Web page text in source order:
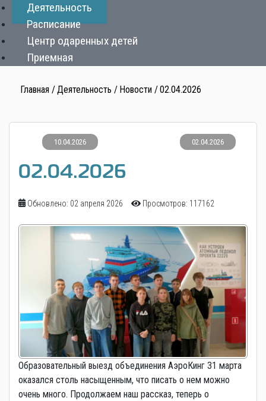
Деятельность
Расписание
Центр одаренных детей
Приемная
Главная Деятельность Новости 02.04.2026
10.04.2026 02.04.2026
02.04.2026
Обновлено: 02 апреля 2026 Просмотров: 117162
Образовательный выезд объединения АэроКинг 31 марта
оказался столь насыщенным, что писать о нем можно
очень много. Продолжаем наш рассказ, теперь о